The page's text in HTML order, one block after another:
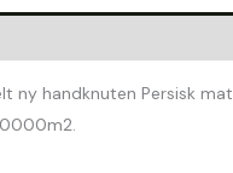
ny handknuten Persisk